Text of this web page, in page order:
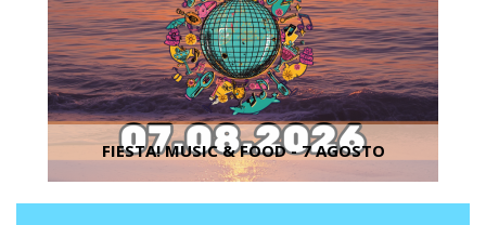
FIESTA! MUSIC & FOOD - 7 AGOSTO